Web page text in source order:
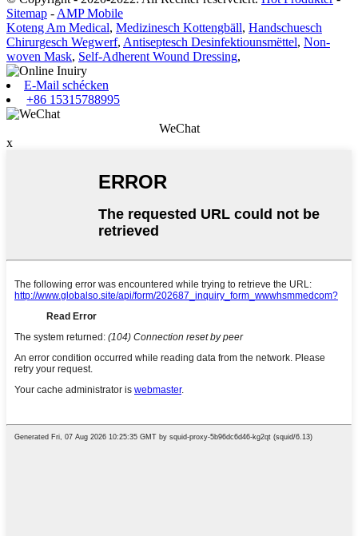
Sitemap - AMP Mobile
Koteng Am Medical, Medizinesch Kottengbäll, Handschuesch
Chirurgesch Wegwerf, Antiseptesch Desinfektiounsmëttel, Non-
woven Mask, Self-Adherent Wound Dressing,
E-Mail schécken
+86 15315788995
WeChat
x